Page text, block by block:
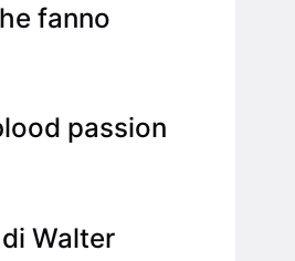
fanno
passion
Walter